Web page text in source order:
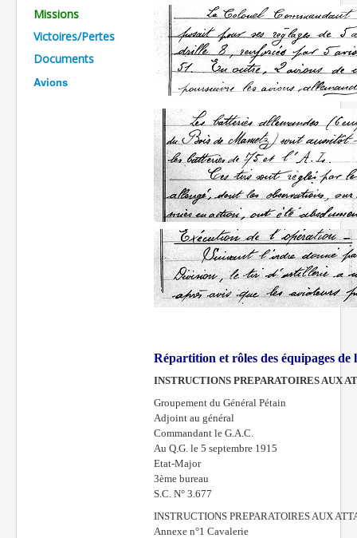
Doctrines
Batailles
Les As
Cahiers des As
Missions
Victoires/Pertes
Documents
Avions
Répartition et rôles des équipages de
INSTRUCTIONS PREPARATOIRES AUX
Groupement du Général Pétain
Adjoint au général
Commandant le G.A.C.
Au Q.G. le 5 septembre 1915
Etat-Major
3ème bureau
S.C. N° 3.677
INSTRUCTIONS PREPARATOIRES AUX
Annexe n°1 Cavalerie